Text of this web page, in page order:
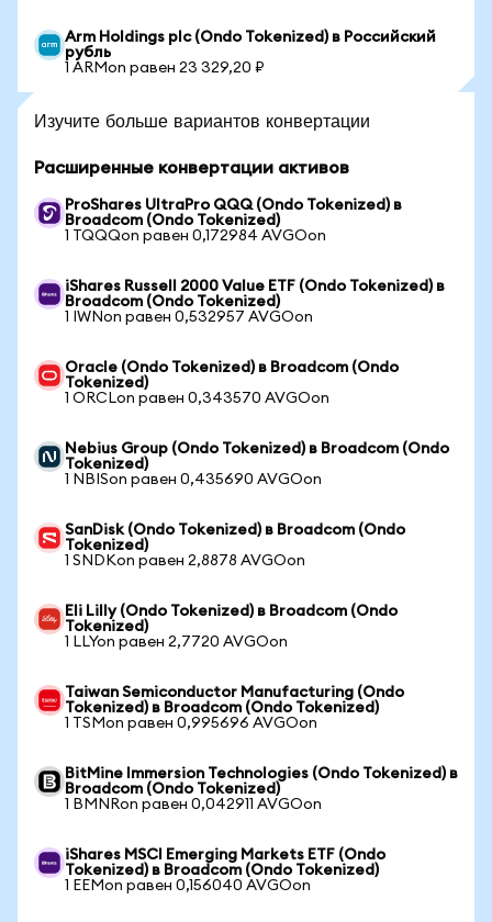
Arm Holdings plc (Ondo Tokenized) в Российский
рубль
1 ARMon равен 23 329,20 ₽
Изучите больше вариантов конвертации
Расширенные конвертации активов
ProShares UltraPro QQQ (Ondo Tokenized) в
Broadcom (Ondo Tokenized)
1 TQQQon равен 0,172984 AVGOon
iShares Russell 2000 Value ETF (Ondo Tokenized) в
Broadcom (Ondo Tokenized)
1 IWNon равен 0,532957 AVGOon
Oracle (Ondo Tokenized) в Broadcom (Ondo
Tokenized)
1 ORCLon равен 0,343570 AVGOon
Nebius Group (Ondo Tokenized) в Broadcom (Ondo
Tokenized)
1 NBISon равен 0,435690 AVGOon
SanDisk (Ondo Tokenized) в Broadcom (Ondo
Tokenized)
1 SNDKon равен 2,8878 AVGOon
Eli Lilly (Ondo Tokenized) в Broadcom (Ondo
Tokenized)
1 LLYon равен 2,7720 AVGOon
Taiwan Semiconductor Manufacturing (Ondo
Tokenized) в Broadcom (Ondo Tokenized)
1 TSMon равен 0,995696 AVGOon
BitMine Immersion Technologies (Ondo Tokenized) в
Broadcom (Ondo Tokenized)
1 BMNRon равен 0,042911 AVGOon
iShares MSCI Emerging Markets ETF (Ondo
Tokenized) в Broadcom (Ondo Tokenized)
1 EEMon равен 0,156040 AVGOon